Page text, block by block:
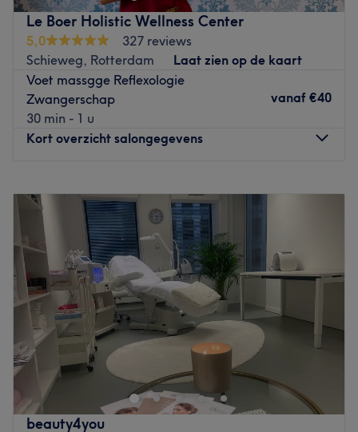
professioneel advies. Je kunt hier ook terecht voor diverse
schoonheidsbehandelingen waarbij gebruik wordt
gemaakt van producten van het merk Germaine de
Capuccini. Deze producten zijn dermatologisch en
microbiologisch getest en komen voort uit grondig
research in eigen laboratorium.
Le Boer Holistic Wellness Center
5,0
327 reviews
Schieweg, Rotterdam
Laat zien op de kaart
Voet massgge Reflexologie
Zwangerschap
30 min - 1 u
vanaf €40
Kort overzicht salongegevens
Dinsdag
Woensdag
Donderdag
Vrijdag
11:00 –20:00
Zaterdag
11:00–20:00
Zondag
MassagesalonLe Boer Holistic Wellness Center
vind je
aan de in Schieweg Rotterdam. Je bent hier aan het juiste
adres voor een traditioneel thai massage,
sportmassage,
'aromatherapie,voetreflexologie
en een
kruidenstempelmassage, healing masssage, holistische
beauty4you